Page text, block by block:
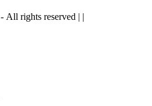
- All rights reserved | |